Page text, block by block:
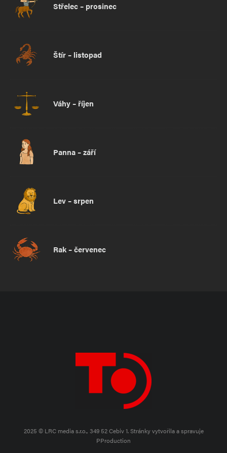
Střelec – prosinec
Štír – listopad
Váhy – říjen
Panna – září
Lev – srpen
Rak – červenec
2025 © LRC media s.r.o., 349 52 Cebiv 1.Stránky vytvořila a spravuje
PProduction